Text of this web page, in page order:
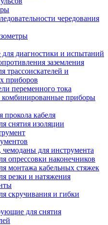
чередования
диагностики и испытаний
заземления
трассоискателей и
приборов
переменного тока
приборы
прокола кабеля
снятия изоляции
для инструмента
опрессовки наконечников
монтажа кабельных стяжек
резки и натяжения
скручивания и гибки
для снятия